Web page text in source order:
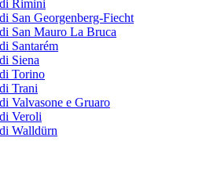
Rimini
San Georgenberg-Fiecht
San Mauro La Bruca
Santarém
Siena
Torino
Trani
Valvasone e Gruaro
Veroli
Walldürn